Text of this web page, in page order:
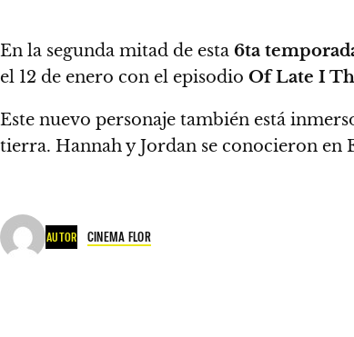
En la segunda mitad de esta 6ta
el 12 de enero con el episodio Of Late I
Este nuevo personaje también está
tierra. Hannah y Jordan se conocieron en
AUTOR CINEMA FLOR